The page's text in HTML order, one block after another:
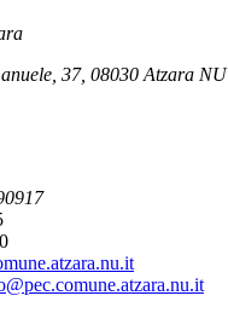
37, 08030 Atzara NU